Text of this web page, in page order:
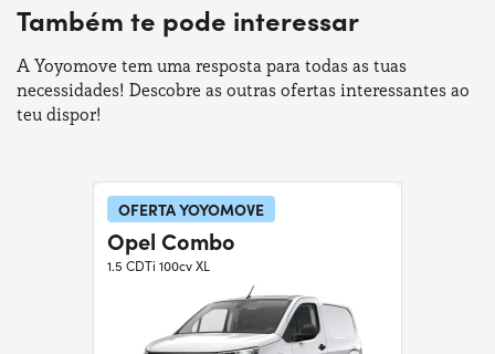
Trabalha connosco
POR QUE É CONVENIENTE
Precisa de ajuda?
Também te pode interessar
A Yoyomove tem uma resposta para todas as tuas
necessidades! Descobre as outras ofertas interessantes ao
teu dispor!
OFERTA YOYOMOVE
Opel Combo
1.5 CDTi 100cv XL